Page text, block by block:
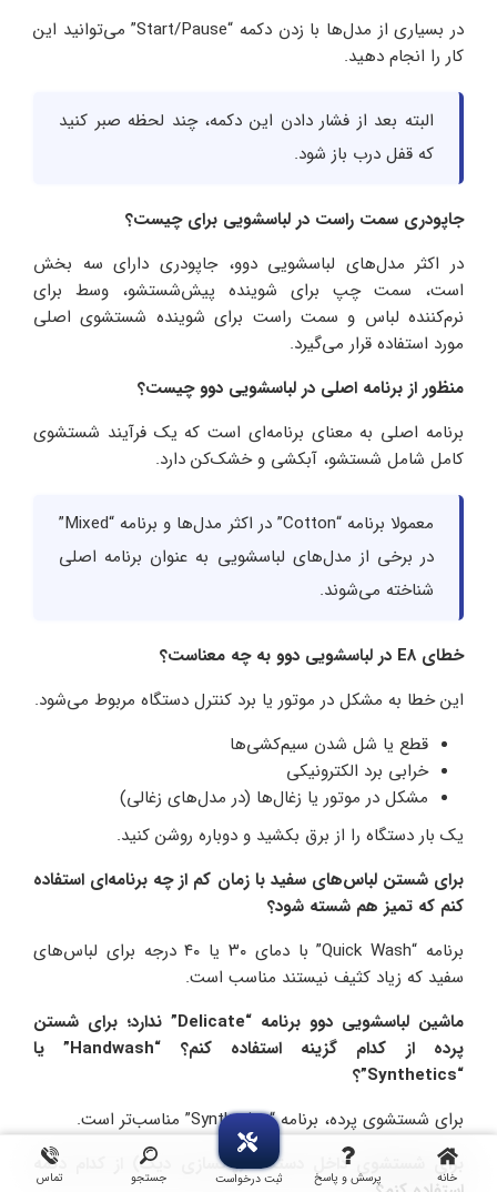
خانه پرسش و پاسخ ثبت درخواست جستجو تماس
در بسیاری از مدل‌ها با زدن دکمه “Start/Pause” می‌توانید این
کار را انجام دهید.
البته بعد از فشار دادن این دکمه، چند لحظه صبر کنید
که قفل درب باز شود.
جاپودری سمت راست در لباسشویی برای چیست؟
در اکثر مدل‌های لباسشویی دوو، جاپودری دارای سه بخش
است، سمت چپ برای شوینده پیش‌شستشو، وسط برای
نرم‌کننده لباس و سمت راست برای شوینده شستشوی اصلی
مورد استفاده قرار می‌گیرد.
منظور از برنامه اصلی در لباسشویی دوو چیست؟
برنامه اصلی به معنای برنامه‌ای است که یک فرآیند شستشوی
کامل شامل شستشو، آبکشی و خشک‌کن دارد.
معمولا برنامه “Cotton” در اکثر مدل‌ها و برنامه “Mixed”
در برخی از مدل‌های لباسشویی به عنوان برنامه اصلی
شناخته می‌شوند.
خطای E8 در لباسشویی دوو به چه معناست؟
این خطا به مشکل در موتور یا برد کنترل دستگاه مربوط می‌شود.
قطع یا شل شدن سیم‌کشی‌ها
خرابی برد الکترونیکی
مشکل در موتور یا زغال‌ها (در مدل‌های زغالی)
یک بار دستگاه را از برق بکشید و دوباره روشن کنید.
برای شستن لباس‌های سفید با زمان کم از چه برنامه‌ای استفاده
کنم که تمیز هم شسته شود؟
برنامه “Quick Wash” با دمای ۳۰ یا ۴۰ درجه برای لباس‌های
سفید که زیاد کثیف نیستند مناسب است.
ماشین لباسشویی دوو برنامه “Delicate” ندارد؛ برای شستن
پرده از کدام گزینه استفاده کنم؟ “
Handwash” یا
“Synthetics”؟
برای شستشوی پرده، برنامه “Synthetics” مناسب‌تر است.
برای شستشوی داخل دستگاه (پاکسازی دیگ) از کدام دکمه